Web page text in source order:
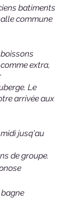
batiments
commune
extra,
Le
arrivée aux
jusq'au
de groupe.